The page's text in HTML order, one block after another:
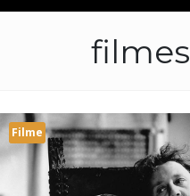
filmes
Filme